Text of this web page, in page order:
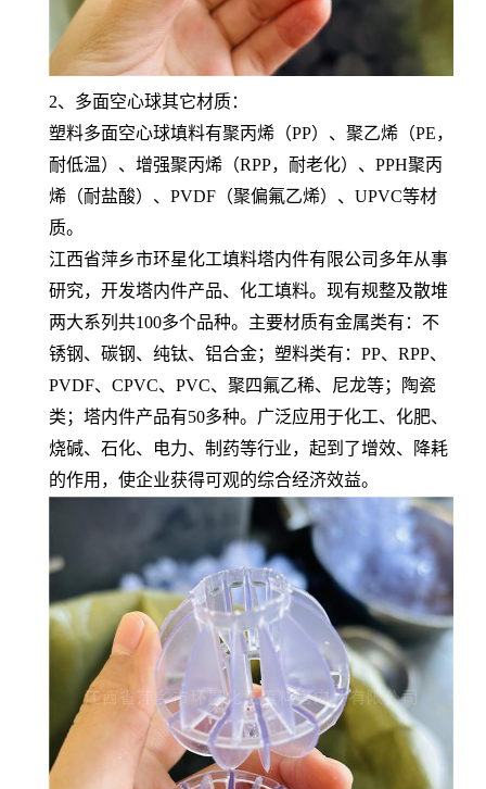
2、多面空心球其它材质：
塑料多面空心球填料有聚丙烯（PP）、聚乙烯（PE，
耐低温）、增强聚丙烯（RPP，耐老化）、PPH聚丙
烯（耐盐酸）、PVDF（聚偏氟乙烯）、UPVC等材
质。
江西省萍乡市环星化工填料塔内件有限公司多年从事
研究，开发塔内件产品、化工填料。现有规整及散堆
两大系列共100多个品种。主要材质有金属类有：不
锈钢、碳钢、纯钛、铝合金；塑料类有：PP、RPP、
PVDF、CPVC、PVC、聚四氟乙稀、尼龙等；陶瓷
类；塔内件产品有50多种。广泛应用于化工、化肥、
烧碱、石化、电力、制药等行业，起到了增效、降耗
的作用，使企业获得可观的综合经济效益。